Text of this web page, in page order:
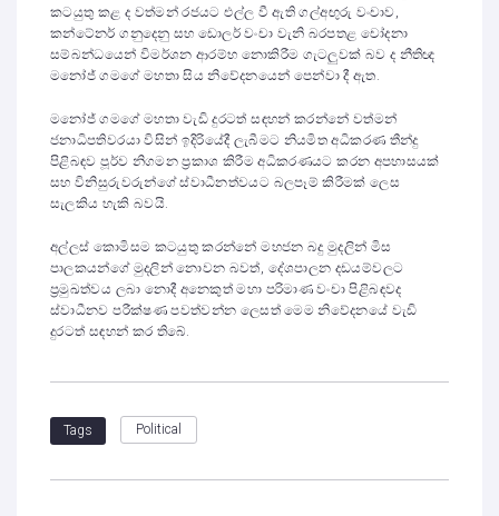
කටයුතු කළ ද වත්මන් රජයට එල්ල වී ඇති ගල්අඟුරු වංචාව,
කන්ටේනර් ගනුදෙනු සහ ඩොලර් වංචා වැනි බරපතළ චෝදනා
සම්බන්ධයෙන් විමර්ශන ආරම්භ නොකිරීම ගැටලුවක් බව ද නීතිඥ
මනෝජ් ගමගේ මහතා සිය නිවේදනයෙන් පෙන්වා දී ඇත.
මනෝජ් ගමගේ මහතා වැඩි දුරටත් සඳහන් කරන්නේ වත්මන්
ජනාධිපතිවරයා විසින් ඉදිරියේදී ලැබීමට නියමිත අධිකරණ තීන්දු
පිළිබඳව පූර්ව නිගමන ප්‍රකාශ කිරීම අධිකරණයට කරන අපහාසයක්
සහ විනිසුරුවරුන්ගේ ස්වාධීනත්වයට බලපෑම් කිරීමක් ලෙස
සැලකිය හැකි බවයි.
අල්ලස් කොමිසම කටයුතු කරන්නේ මහජන බදු මුදලින් මිස
පාලකයන්ගේ මුදලින් නොවන බවත්, දේශපාලන දඩයම්වලට
ප්‍රමුඛත්වය ලබා නොදී අනෙකුත් මහා පරිමාණ වංචා පිළිබඳවද
ස්වාධීනව පරීක්ෂණ පවත්වන්න ලෙසත් මෙම නිවේදනයේ වැඩි
දුරටත් සඳහන් කර තිබේ.
Tags Political